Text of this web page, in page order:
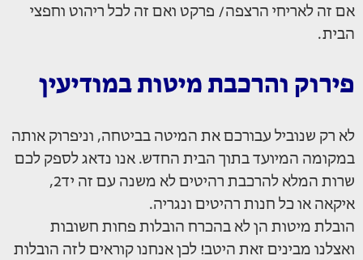
אם זה לאריחי הרצפה/ פרקט ואם זה לכל ריהוט וחפצי
הבית.
פירוק והרכבת מיטות במודיעין
לא רק שנוביל עבורכם את המיטה בביטחה, וניפרוק אותה
במקומה המיועד בתוך הבית החדש. אנו נדאג לספק לכם
שרות המלא להרכבת רהיטים לא משנה עם זה יד2,
איקאה או כל חנות רהיטים ונגריה.
הובלת מיטות הן לא בהכרח הובלות פחות חשובות
ואצלנו מבינים זאת היטב! לכן אנחנו קוראים לזה הובלות